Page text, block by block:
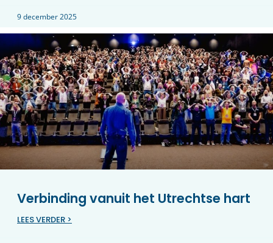
9 december 2025
Verbinding vanuit het Utrechtse hart
LEES VERDER >